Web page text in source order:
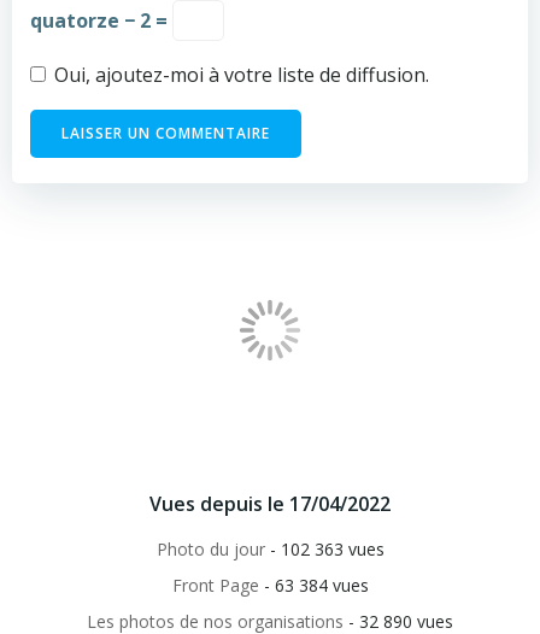
quatorze − 2 =
Oui, ajoutez-moi à votre liste de diffusion.
Vues depuis le 17/04/2022
Photo du jour- 102 363 vues
Front Page - 63 384 vues
Les photos de nos organisations - 32 890 vues